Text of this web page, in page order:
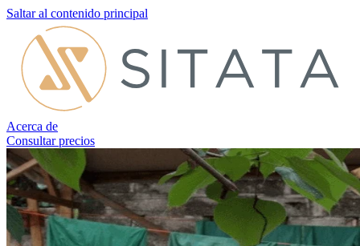
Saltar al contenido principal
Acerca de
Consultar precios